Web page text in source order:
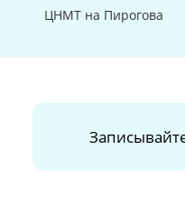
ЦНМТ на Пирогова